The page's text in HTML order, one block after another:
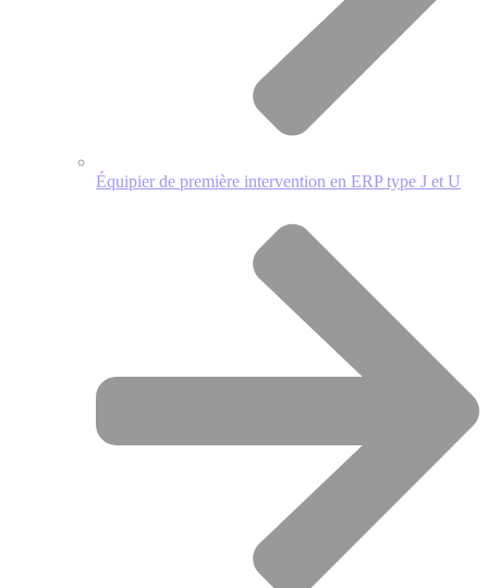
Équipier de première intervention en ERP type J et U